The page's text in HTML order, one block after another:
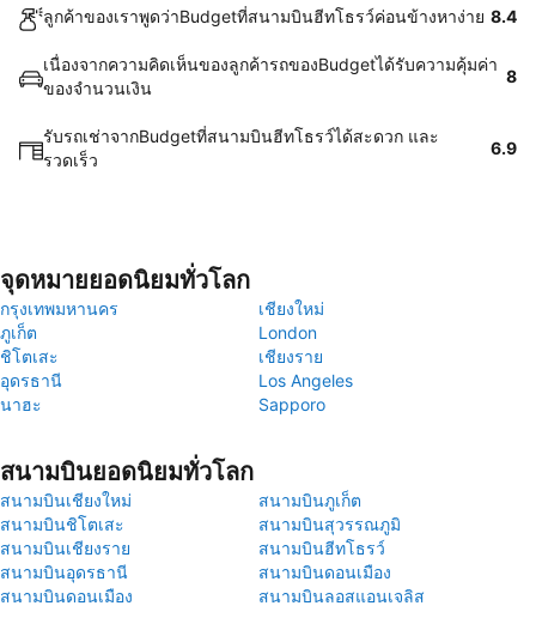
ลูกค้าของเราพูดว่าBudgetที่สนามบินฮีทโธรว์ค่อนข้างหาง่าย 8.4
เนื่องจากความคิดเห็นของลูกค้ารถของBudgetได้รับความคุ้มค่า
ของจำนวนเงิน
8
รับรถเช่าจากBudgetที่สนามบินฮีทโธรว์ได้สะดวก และ
รวดเร็ว
6.9
จุดหมายยอดนิยมทั่วโลก
กรุงเทพมหานคร
เชียงใหม่
ภูเก็ต
London
ชิโตเสะ
เชียงราย
อุดรธานี
Los Angeles
นาฮะ
Sapporo
สนามบินยอดนิยมทั่วโลก
สนามบินเชียงใหม่
สนามบินภูเก็ต
สนามบินชิโตเสะ
สนามบินสุวรรณภูมิ
สนามบินเชียงราย
สนามบินฮีทโธรว์
สนามบินอุดรธานี
สนามบินดอนเมือง
สนามบินดอนเมือง
สนามบินลอสแอนเจลิส